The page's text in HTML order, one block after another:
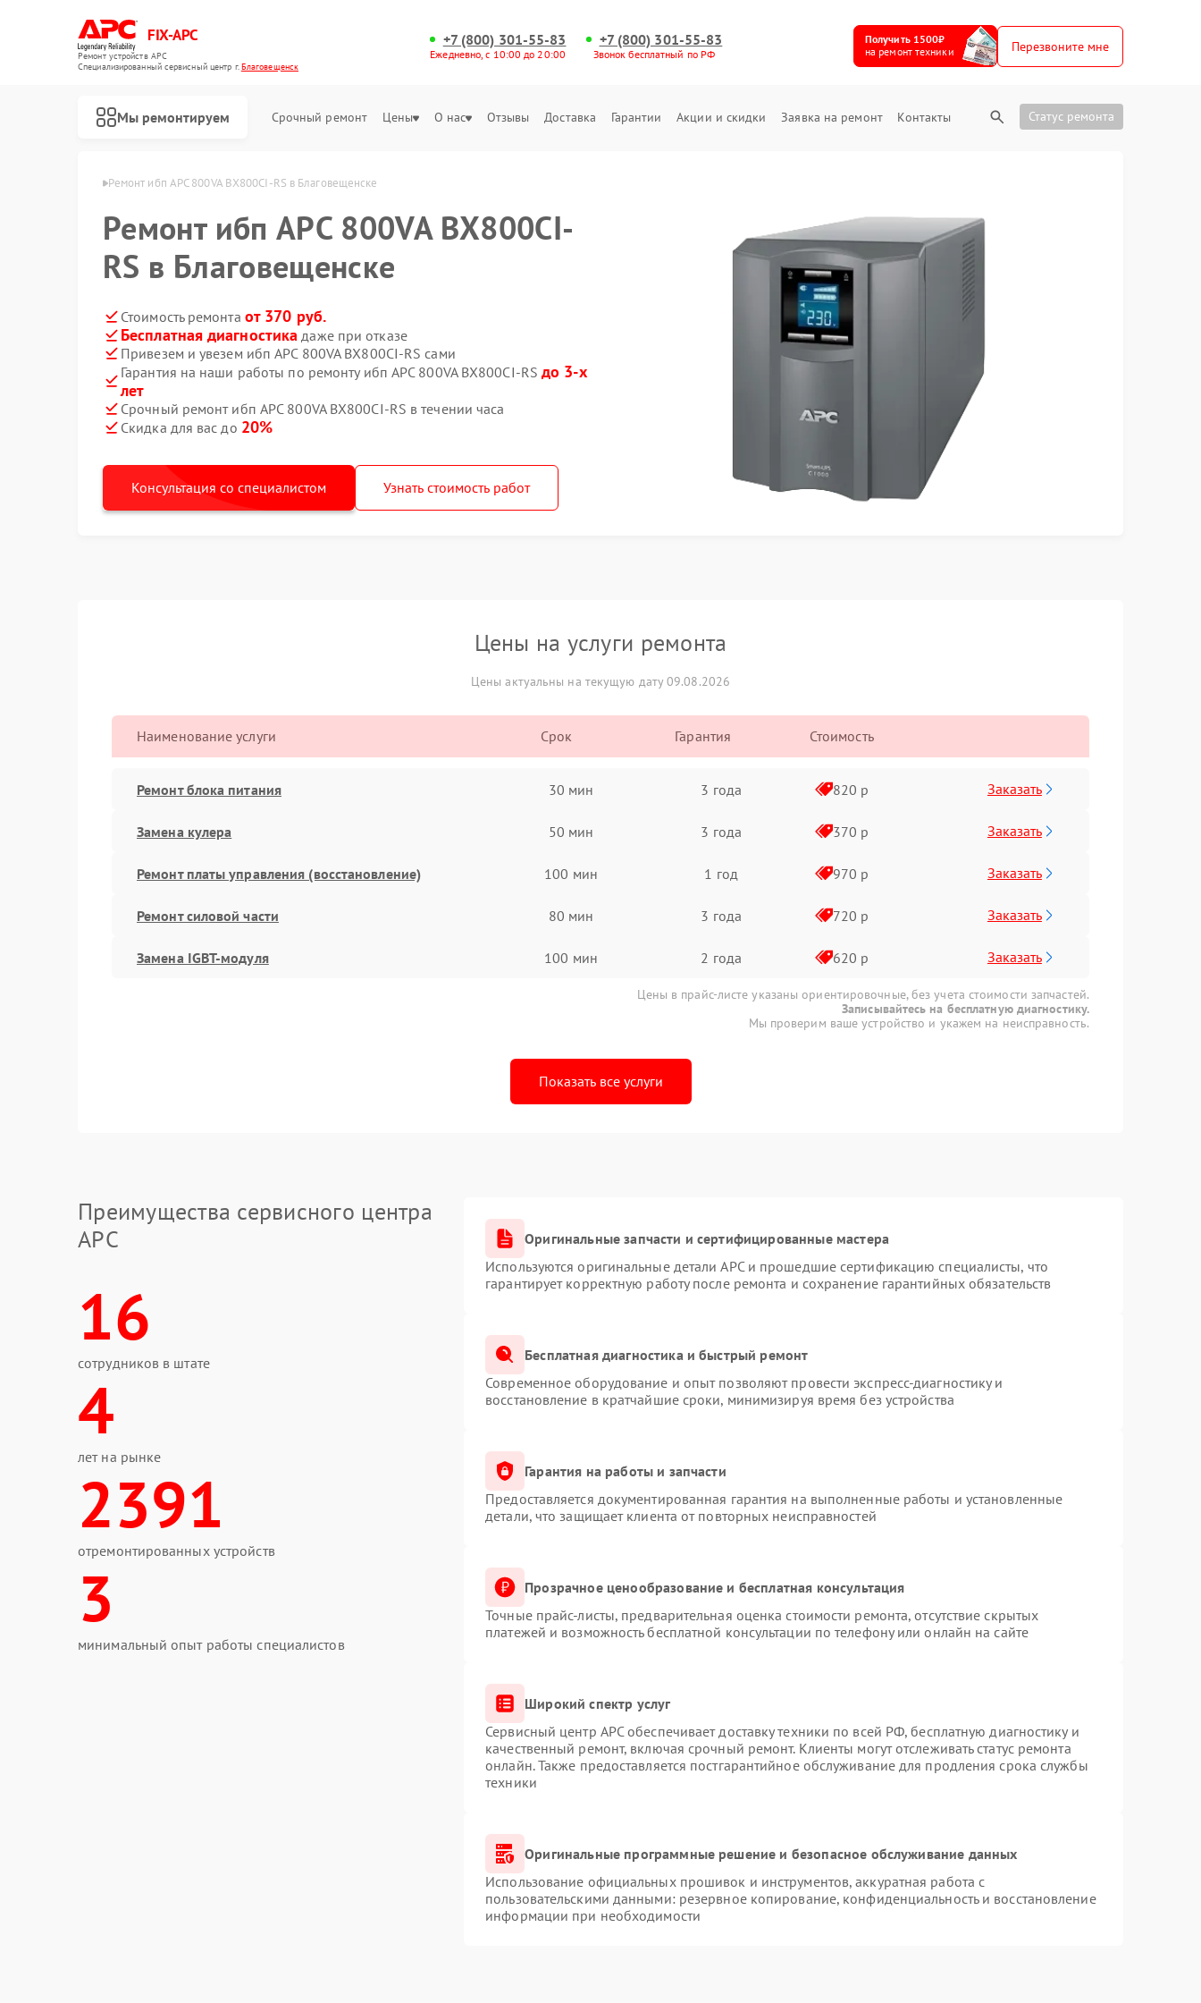
FIX-APC
Ремонт устройств APC
Специализированный cервисный центр г.Благовещенск
+7 (800) 301-55-83
Ежедневно, с 10:00 до 20:00
+7 (800) 301-55-83
Звонок бесплатный по РФ
Получить 1500₽
на ремонт техники
Перезвоните мне
Мы ремонтируем Срочный ремонт Цены О нас Отзывы Доставка Гарантии Акции и скидки Заявка на ремонт Контакты Статус ремонта
Ремонт ибп APC 800VA BX800CI-RS в Благовещенске
Ремонт ибп APC 800VA BX800CI-
RS в Благовещенске
Стоимость ремонта от 370 руб.
Бесплатная диагностика даже при отказе
Привезем и увезем ибп APC 800VA BX800CI-RS сами
Гарантия на наши работы по ремонту ибп APC 800VA BX800CI-RS до 3-х
лет
Срочный ремонт ибп APC 800VA BX800CI-RS в течении часа
Скидка для вас до 20%
Консультация со специалистом Узнать стоимость работ
Цены на услуги ремонта
Цены актуальны на текущую дату 09.08.2026
Наименование услуги Срок Гарантия Стоимость
Ремонт блока питания 30 мин 3 года 820 р Заказать
Замена кулера 50 мин 3 года 370 р Заказать
Ремонт платы управления (восстановление) 100 мин 1 год 970 р Заказать
Ремонт силовой части 80 мин 3 года 720 р Заказать
Замена IGBT-модуля 100 мин 2 года 620 р Заказать
Цены в прайс-листе указаны ориентировочные, без учета стоимости запчастей.
Записывайтесь на бесплатную диагностику.
Мы проверим ваше устройство и укажем на неисправность.
Показать все услуги
Преимущества сервисного центра
APC
16
сотрудников в штате
4
лет на рынке
2391
отремонтированных устройств
3
минимальный опыт работы специалистов
Оригинальные запчасти и сертифицированные мастера
Используются оригинальные детали APC и прошедшие сертификацию специалисты, что
гарантирует корректную работу после ремонта и сохранение гарантийных обязательств
Бесплатная диагностика и быстрый ремонт
Современное оборудование и опыт позволяют провести экспресс-диагностику и
восстановление в кратчайшие сроки, минимизируя время без устройства
Гарантия на работы и запчасти
Предоставляется документированная гарантия на выполненные работы и установленные
детали, что защищает клиента от повторных неисправностей
Прозрачное ценообразование и бесплатная консультация
Точные прайс-листы, предварительная оценка стоимости ремонта, отсутствие скрытых
платежей и возможность бесплатной консультации по телефону или онлайн на сайте
Широкий спектр услуг
Сервисный центр APC обеспечивает доставку техники по всей РФ, бесплатную диагностику и
качественный ремонт, включая срочный ремонт. Клиенты могут отслеживать статус ремонта
онлайн. Также предоставляется постгарантийное обслуживание для продления срока службы
техники
Оригинальные программные решение и безопасное обслуживание данных
Использование официальных прошивок и инструментов, аккуратная работа с
пользовательскими данными: резервное копирование, конфиденциальность и восстановление
информации при необходимости